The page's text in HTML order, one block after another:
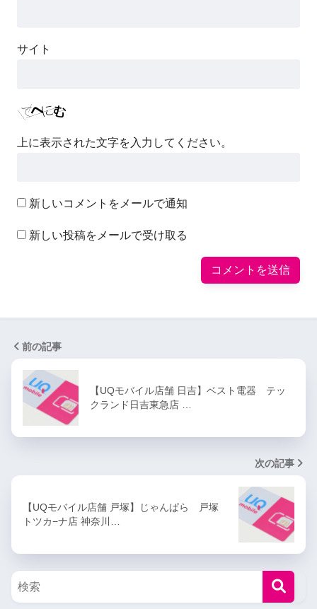
サイト
上に表示された文字を入力してください。
新しいコメントをメールで通知
新しい投稿をメールで受け取る
前の記事
【UQモバイル店舗 日吉】ベスト電器 テッ
クランド日吉東急店 …
次の記事
【UQモバイル店舗 戸塚】じゃんぱら 戸塚
トツカ−ナ店 神奈川…